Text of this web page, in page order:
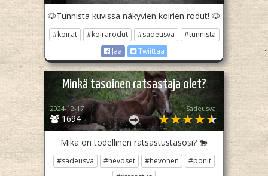
🐶Tunnista kuvissa näkyvien koirien rodut! 🐶
#koirat #koirarodut #sadeusva
#tunnista
Jaa
Twiittaa
Minkä tasoinen ratsastaja olet?
1694
2024-12-17 Sadeusva
Mikä on todellinen ratsastustasosi? 🐎
#sadeusva #hevoset #hevonen
#ponit